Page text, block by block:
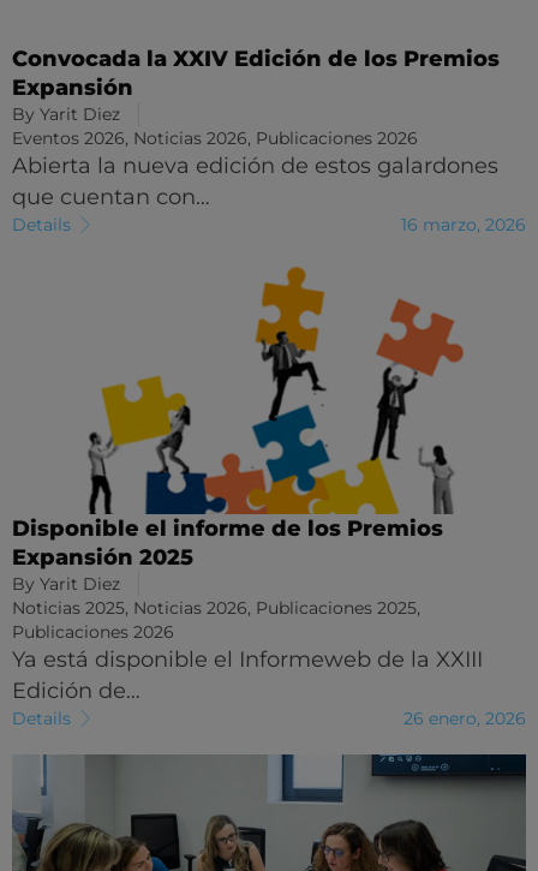
Convocada la XXIV Edición de los Premios
Expansión
By Yarit Diez
Eventos 2026, Noticias 2026, Publicaciones 2026
Abierta la nueva edición de estos galardones
que cuentan con…
Details 16 marzo, 2026
Disponible el informe de los Premios
Expansión 2025
By Yarit Diez
Noticias 2025, Noticias 2026, Publicaciones 2025,
Publicaciones 2026
Ya está disponible el Informeweb de la XXIII
Edición de…
Details 26 enero, 2026